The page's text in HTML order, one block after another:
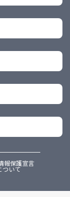
報保護宣言
ついて